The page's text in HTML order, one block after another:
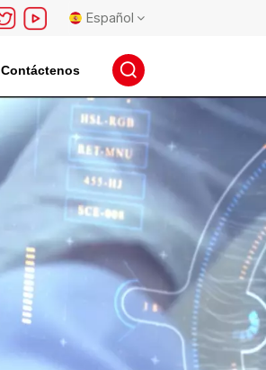
Español
English
français
русский
español
português
日本語
Contáctenos